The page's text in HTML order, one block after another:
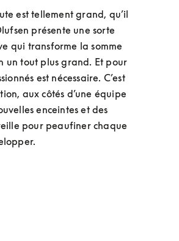
est tellement grand, qu’il
présente une sorte
qui transforme la somme
un tout plus grand. Et pour
est nécessaire. C’est
aux côtés d’une équipe
enceintes et des
pour peaufiner chaque